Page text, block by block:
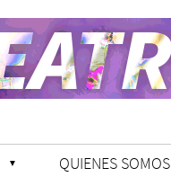
QUIENES SOMOS